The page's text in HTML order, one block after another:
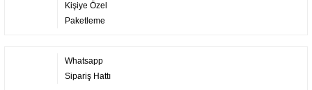
Kişiye Özel
Paketleme
Whatsapp
Sipariş Hattı